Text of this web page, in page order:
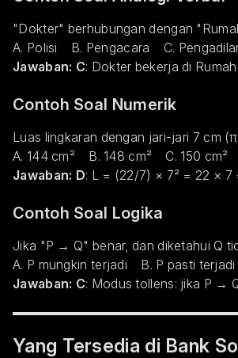
"Dokter" berhubungan dengan
A. Polisi B. Pengacara C.
Jawaban: C: Dokter bekerja di
Contoh Soal Numerik
Luas lingkaran dengan jari-jari 7 cm
A. 144 cm² B. 148 cm² C. 150 cm²
Jawaban: D: L = (22/7) × 7² = 22 × 7
Contoh Soal Logika
Jika "P → Q" benar, dan diketahui Q
A. P mungkin terjadi B. P pasti
Jawaban: C: Modus tollens: jika P →
Yang Tersedia di Bank